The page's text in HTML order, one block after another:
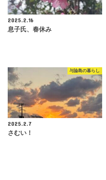
2025.2.16
息子氏、春休み
与論島の暮らし
2025.2.7
さむい！